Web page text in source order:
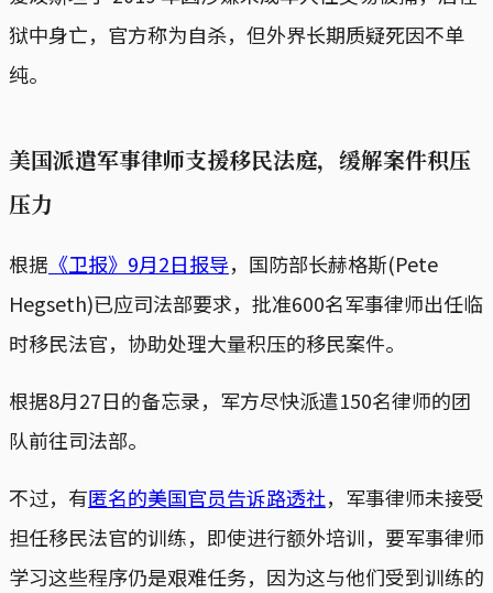
狱中身亡，官方称为自杀，但外界长期质疑死因不单
纯。
美国派遣军事律师支援移民法庭，缓解案件积压
压力
根据 《卫报》9月2日报导，国防部长赫格斯(Pete
Hegseth)已应司法部要求，批准600名军事律师出任临
时移民法官，协助处理大量积压的移民案件。
根据8月27日的备忘录，军方尽快派遣150名律师的团
队前往司法部。
不过，有匿名的美国官员告诉路透社，军事律师未接受
担任移民法官的训练，即使进行额外培训，要军事律师
学习这些程序仍是艰难任务，因为这与他们受到训练的